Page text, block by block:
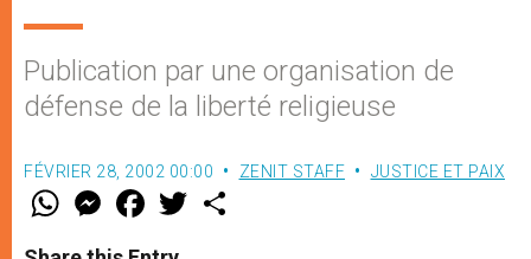
Publication par une organisation de
défense de la liberté religieuse
FÉVRIER 28, 2002 00:00 ZENIT STAFF JUSTICE ET PAIX
W
t
M
e
s
F
a
e
w